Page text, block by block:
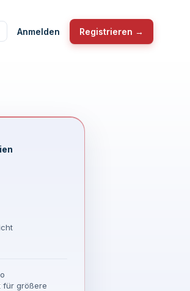
Anmelden Registrieren →
für größere